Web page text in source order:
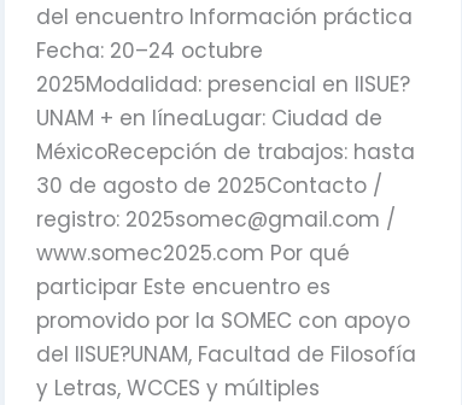
del encuentro Información práctica
Fecha: 20–24 octubre
2025Modalidad: presencial en IISUE?
UNAM + en líneaLugar: Ciudad de
MéxicoRecepción de trabajos: hasta
30 de agosto de 2025Contacto /
registro: 2025somec@gmail.com /
www.somec2025.com Por qué
participar Este encuentro es
promovido por la SOMEC con apoyo
del IISUE?UNAM, Facultad de Filosofía
y Letras, WCCES y múltiples